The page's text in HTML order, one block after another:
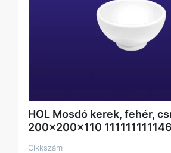
HOL Mosdó kerek, fehér,
200x200x110 111111111146
Cikkszám